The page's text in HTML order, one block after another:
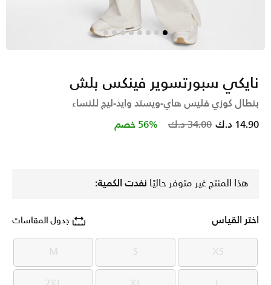
نايكي سبورتسوير فينكس بلش
بنطال كوزي فليس هاي-ويستد وايد-ليج للنساء
Price reduced from
34.00 د.ك to 14.90 د.ك 56% خصم
هذا المنتج غير متوفر حاليًا نفدت الكمية:
اختر القياس جدول المقاسات
XS
XS
S
S
M
M